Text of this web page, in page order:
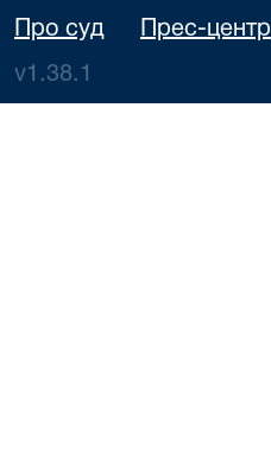
Про суд Прес-центр
v1.38.1